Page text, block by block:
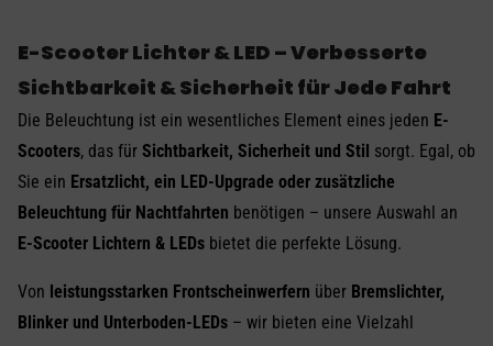
E-Scooter Lichter & LED – Verbesserte
Sichtbarkeit & Sicherheit für Jede Fahrt
Die Beleuchtung ist ein wesentliches Element eines jeden E-
Scooters, das für Sichtbarkeit, Sicherheit und Stil sorgt. Egal, ob
Sie ein Ersatzlicht, ein LED-Upgrade oder zusätzliche
Beleuchtung für Nachtfahrten benötigen – unsere Auswahl an
E-Scooter Lichtern & LEDs bietet die perfekte Lösung.
Von leistungsstarken Frontscheinwerfern über Bremslichter,
Blinker und Unterboden-LEDs – wir bieten eine Vielzahl